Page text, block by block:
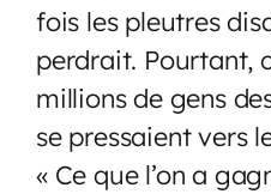
fois les pleutres
perdrait. Pourtant,
millions de gens
se pressaient vers
« Ce que l’on a